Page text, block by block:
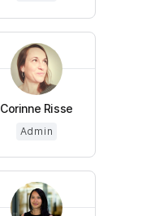
Corinne Risse
Admin